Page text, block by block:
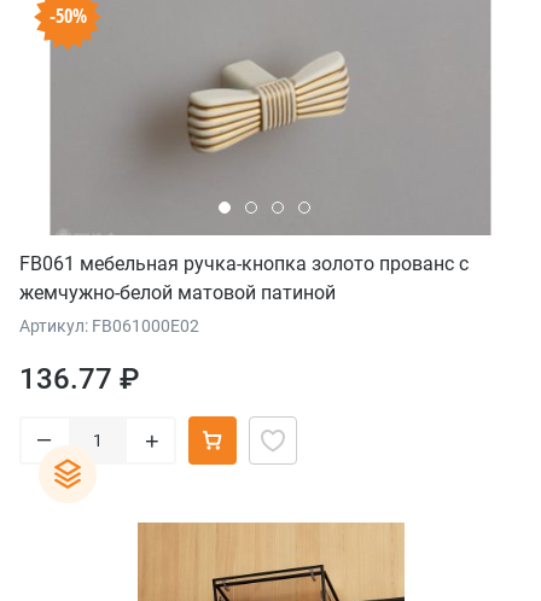
-50%
FB061 мебельная ручка-кнопка золото прованс с
жемчужно-белой матовой патиной
Артикул: FB061000E02
136.77 ₽
– +